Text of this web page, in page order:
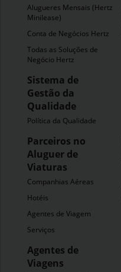
Alugueres Mensais (Hertz
Minilease)
Conta de Negócios Hertz
Todas as Soluções de
Negócio Hertz
Sistema de
Gestão da
Qualidade
Política da Qualidade
Parceiros no
Aluguer de
Viaturas
Companhias Aéreas
Hotéis
Agentes de Viagem
Serviços
Agentes de
Viagens